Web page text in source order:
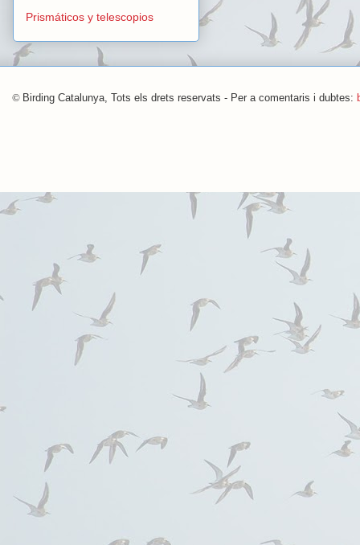
Prismáticos y telescopios
© Birding Catalunya, Tots els drets reservats - Per a comentaris i dubtes: